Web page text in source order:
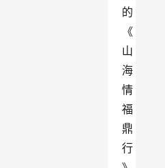
的
《
山
海
情
福
鼎
行